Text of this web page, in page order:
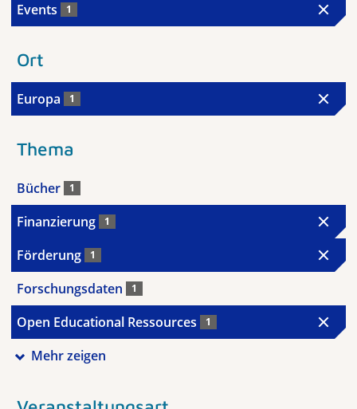
Events 1
Ort
Europa 1
Thema
Bücher 1
Finanzierung 1
Förderung 1
Forschungsdaten 1
Open Educational Ressources 1
Mehr zeigen